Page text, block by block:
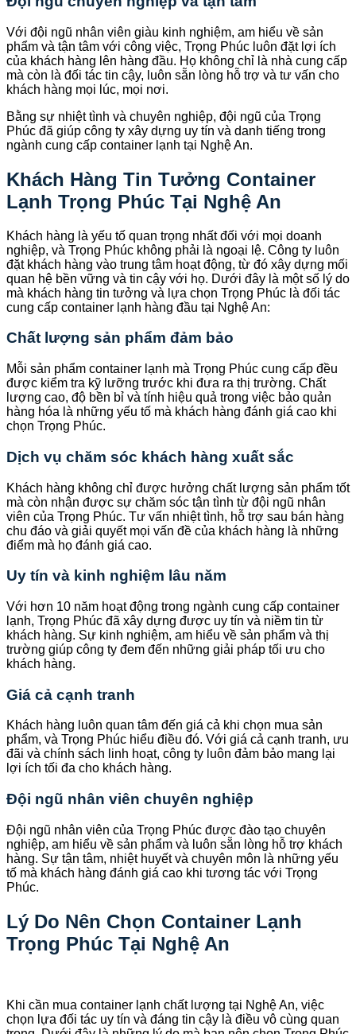
Với đội ngũ nhân viên giàu kinh nghiệm, am hiểu về sản
phẩm và tận tâm với công việc, Trọng Phúc luôn đặt lợi ích
của khách hàng lên hàng đầu. Họ không chỉ là nhà cung cấp
mà còn là đối tác tin cậy, luôn sẵn lòng hỗ trợ và tư vấn cho
khách hàng mọi lúc, mọi nơi.
Bằng sự nhiệt tình và chuyên nghiệp, đội ngũ của Trọng
Phúc đã giúp công ty xây dựng uy tín và danh tiếng trong
ngành cung cấp container lạnh tại Nghệ An.
Khách Hàng Tin Tưởng Container
Lạnh Trọng Phúc Tại Nghệ An
Khách hàng là yếu tố quan trọng nhất đối với mọi doanh
nghiệp, và Trọng Phúc không phải là ngoại lệ. Công ty luôn
đặt khách hàng vào trung tâm hoạt động, từ đó xây dựng mối
quan hệ bền vững và tin cậy với họ. Dưới đây là một số lý do
mà khách hàng tin tưởng và lựa chọn Trọng Phúc là đối tác
cung cấp container lạnh hàng đầu tại Nghệ An:
Chất lượng sản phẩm đảm bảo
Mỗi sản phẩm container lạnh mà Trọng Phúc cung cấp đều
được kiểm tra kỹ lưỡng trước khi đưa ra thị trường. Chất
lượng cao, độ bền bỉ và tính hiệu quả trong việc bảo quản
hàng hóa là những yếu tố mà khách hàng đánh giá cao khi
chọn Trọng Phúc.
Dịch vụ chăm sóc khách hàng xuất sắc
Khách hàng không chỉ được hưởng chất lượng sản phẩm tốt
mà còn nhận được sự chăm sóc tận tình từ đội ngũ nhân
viên của Trọng Phúc. Tư vấn nhiệt tình, hỗ trợ sau bán hàng
chu đáo và giải quyết mọi vấn đề của khách hàng là những
điểm mà họ đánh giá cao.
Uy tín và kinh nghiệm lâu năm
Với hơn 10 năm hoạt động trong ngành cung cấp container
lạnh, Trọng Phúc đã xây dựng được uy tín và niềm tin từ
khách hàng. Sự kinh nghiệm, am hiểu về sản phẩm và thị
trường giúp công ty đem đến những giải pháp tối ưu cho
khách hàng.
Giá cả cạnh tranh
Khách hàng luôn quan tâm đến giá cả khi chọn mua sản
phẩm, và Trọng Phúc hiểu điều đó. Với giá cả cạnh tranh, ưu
đãi và chính sách linh hoạt, công ty luôn đảm bảo mang lại
lợi ích tối đa cho khách hàng.
Đội ngũ nhân viên chuyên nghiệp
Đội ngũ nhân viên của Trọng Phúc được đào tạo chuyên
nghiệp, am hiểu về sản phẩm và luôn sẵn lòng hỗ trợ khách
hàng. Sự tận tâm, nhiệt huyết và chuyên môn là những yếu
tố mà khách hàng đánh giá cao khi tương tác với Trọng
Phúc.
Lý Do Nên Chọn Container Lạnh
Trọng Phúc Tại Nghệ An
Khi cần mua container lạnh chất lượng tại Nghệ An, việc
chọn lựa đối tác uy tín và đáng tin cậy là điều vô cùng quan